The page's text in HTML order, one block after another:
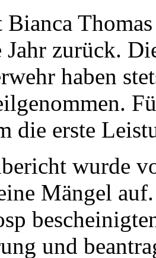
Bianca
Jahr zurück.
haben
die erste
wurde
Mängel
und